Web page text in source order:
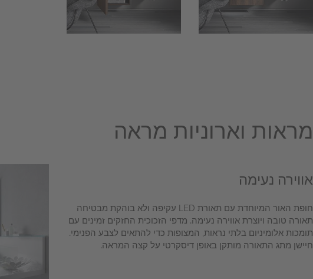
מראות וארוניות מראה
אווירה נעימה
חופת האור המיוחדת עם תאורת LED עקיפה ולא בוהקת מבטיחה
תאורה טובה ויוצרת אווירה נעימה. מדפי הזכוכית החזקים זמינים עם
תומכות אלומיניום בלתי נראות, המצופות כדי להתאים לצבע הפנימי.
חיישן מתג התאורה מותקן באופן דיסקרטי על קצה המראה.